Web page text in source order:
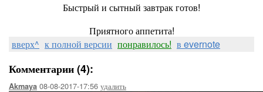
Быстрый и сытный завтрак готов!
Приятного аппетита!
вверх^ к полной версии понравилось! в evernote
Комментарии (4):
Akmaya 08-08-2017-17:56 удалить